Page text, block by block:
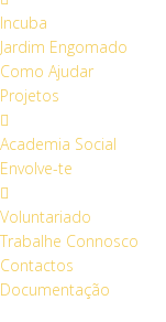
Incuba
Jardim Engomado
Como Ajudar
Projetos
Academia Social
Envolve-te
Voluntariado
Trabalhe Connosco
Contactos
Documentação